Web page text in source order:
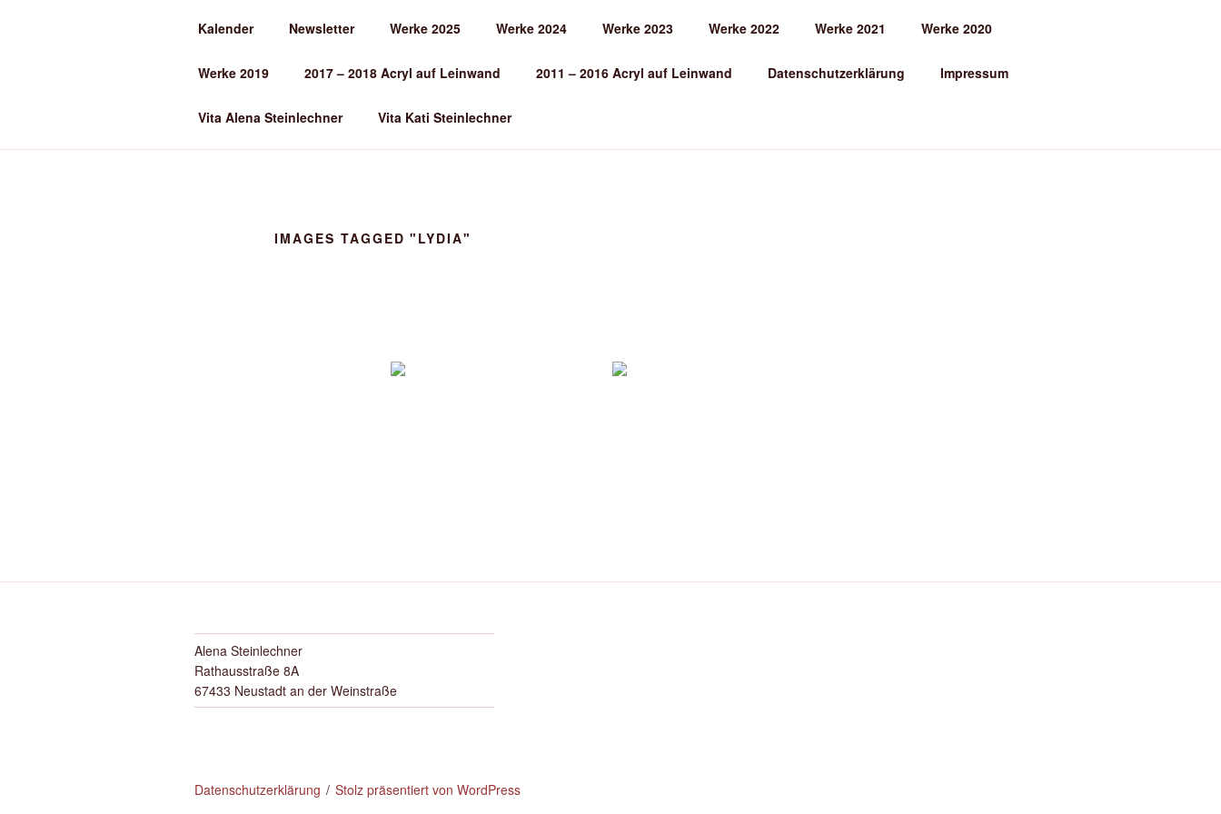
ALENA STEINLECHNER
Kalender Newsletter Werke 2025 Werke 2024 Werke 2023 Werke 2022 Werke 2021 Werke 2020
Werke 2019 2017 – 2018 Acryl auf Leinwand 2011 – 2016 Acryl auf Leinwand Datenschutzerklärung Impressum
Vita Alena Steinlechner Vita Kati Steinlechner
IMAGES TAGGED "LYDIA"
Alena Steinlechner
Rathausstraße 8A
67433 Neustadt an der Weinstraße
Datenschutzerklärung Stolz präsentiert von WordPress